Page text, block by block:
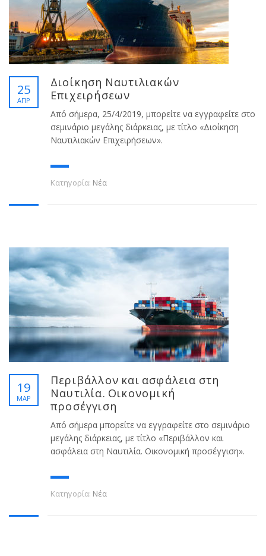
25
ΑΠΡ
Διοίκηση Ναυτιλιακών
Επιχειρήσεων
Από σήμερα, 25/4/2019, μπορείτε να εγγραφείτε στο
σεμινάριο μεγάλης διάρκειας, με τίτλο «Διοίκηση
Ναυτιλιακών Επιχειρήσεων».
Κατηγορία: Νέα
19
ΜΑΡ
Περιβάλλον και ασφάλεια στη
Ναυτιλία. Οικονομική
προσέγγιση
Από σήμερα μπορείτε να εγγραφείτε στο σεμινάριο
μεγάλης διάρκειας, με τίτλο «Περιβάλλον και
ασφάλεια στη Ναυτιλία. Οικονομική προσέγγιση».
Κατηγορία: Νέα